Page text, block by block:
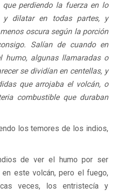
perdiendo la fuerza en lo
y dilatar en todas partes, y
oscura según la porción
Salían de cuando en
humo, algunas llamaradas o
se dividían en centellas, y
que arrojaba el volcán, o
combustible que duraban
los temores de los indios,
de ver el humo por ser
este volcán, pero el fuego,
veces, los entristecía y